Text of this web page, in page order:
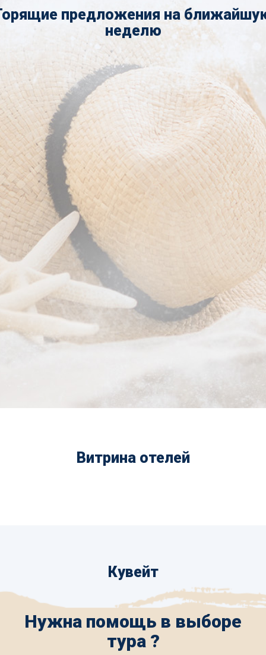
предложения на
неделю
Витрина отелей
Кувейт
Нужна помощь в выборе
тура ?